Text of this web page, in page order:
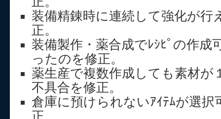
装備精錬時に連続して強化が行
正。
装備製作・薬合成でﾚｼﾋﾟの作成
ったのを修正。
薬生産で複数作成しても素材が
不具合を修正。
倉庫に預けられないｱｲﾃﾑが選択
正。